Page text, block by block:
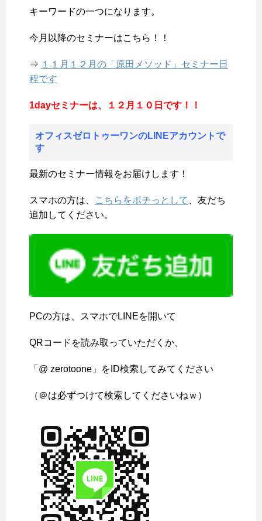
キーワードの一つになります。
今月以降のセミナーはこちら！！
⇒ １１月１２月の「原田メソッド」セミナー日
程です
1dayセミナーは、１２月１０日です！！
オフィスゼロトゥーワンのLINEアカウントで
す
最新のセミナー情報をお届けします！
スマホの方は、 こちらをポチっとして
、友だち
追加してください。
PCの方は、スマホでLINEを開いて
QRコードを読み取っていただくか、
「@ zerotoone」をID検索してみてください
（＠は必ずつけて検索してくださいねｗ）